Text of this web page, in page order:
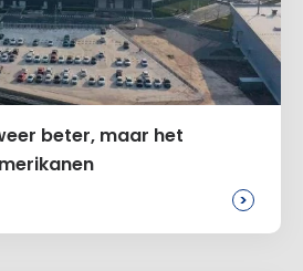
beter, maar het
>